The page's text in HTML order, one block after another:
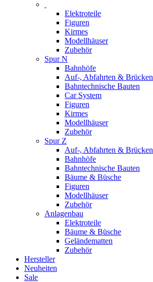
Elektroteile
Figuren
Kirmes
Modellhäuser
Zubehör
Spur N
Bahnhöfe
Auf-, Abfahrten & Brücken
Bahntechnische Bauten
Car System
Figuren
Kirmes
Modellhäuser
Zubehör
Spur Z
Auf-, Abfahrten & Brücken
Bahnhöfe
Bahntechnische Bauten
Bäume & Büsche
Figuren
Modellhäuser
Zubehör
Anlagenbau
Elektroteile
Bäume & Büsche
Geländematten
Zubehör
Hersteller
Neuheiten
Sale